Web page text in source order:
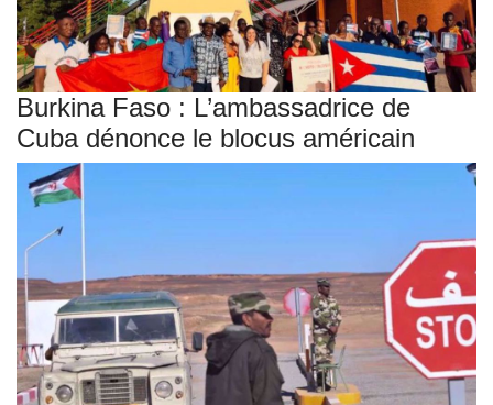
Burkina Faso : L’ambassadrice de
Cuba dénonce le blocus américain